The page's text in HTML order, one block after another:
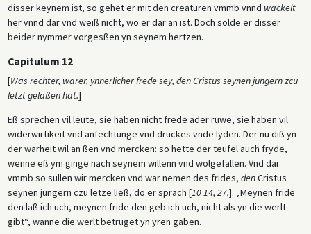
disser keynem ist, so gehet er mit den creaturen vmmb vnnd wackelt
her vnnd dar vnd weiß nicht, wo er dar an ist. Doch solde er disser
beider nymmer vorgesßen yn seynem hertzen.
Capitulum 12
[Was rechter, warer, ynnerlicher frede sey, den Cristus seynen jungern zcu
letzt gelaßen hat.]
Eß sprechen vil leute, sie haben nicht frede ader ruwe, sie haben vil
widerwirtikeit vnd anfechtunge vnd druckes vnde lyden. Der nu diß yn
der warheit wil an ßen vnd mercken: so hette der teufel auch fryde,
wenne eß ym ginge nach seynem willenn vnd wolgefallen. Vnd dar
vmmb so sullen wir mercken vnd war nemen des frides, denCristus
seynen jungern czu letze ließ, do er sprach [10 14, 27.]. „Meynen fride
den laß ich uch, meynen fride den geb ich uch, nicht als yn die werlt
gibt“, wanne die werlt betruget yn yren gaben.